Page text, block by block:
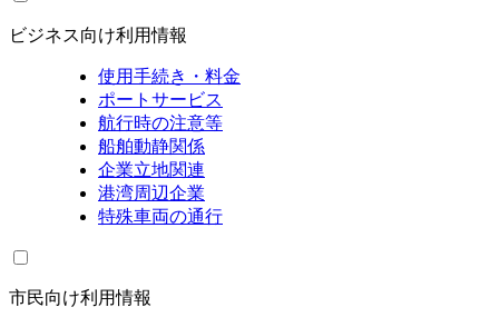
ビジネス向け利用情報
使用手続き・料金
ポートサービス
航行時の注意等
船舶動静関係
企業立地関連
港湾周辺企業
特殊車両の通行
市民向け利用情報